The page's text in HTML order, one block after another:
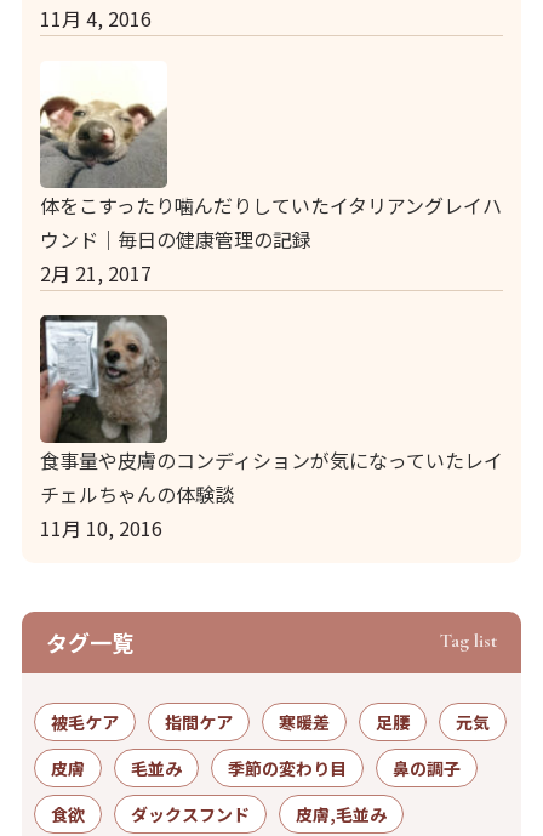
11月 4, 2016
体をこすったり噛んだりしていたイタリアングレイハ
ウンド｜毎日の健康管理の記録
2月 21, 2017
食事量や皮膚のコンディションが気になっていたレイ
チェルちゃんの体験談
11月 10, 2016
タグ⼀覧 Tag list
被毛ケア 指間ケア 寒暖差 足腰
元気
皮膚
毛並み 季節の変わり目
鼻の調子
食欲
ダックスフンド
皮膚,毛並み